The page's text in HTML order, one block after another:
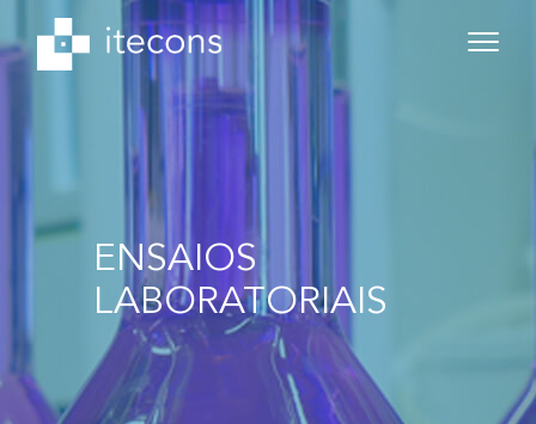
ENSAIOS
LABORATORIAIS